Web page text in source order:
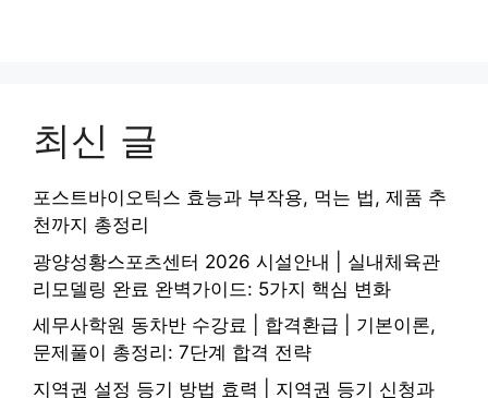
최신 글
포스트바이오틱스 효능과 부작용, 먹는 법, 제품 추
천까지 총정리
광양성황스포츠센터 2026 시설안내 | 실내체육관
리모델링 완료 완벽가이드: 5가지 핵심 변화
세무사학원 동차반 수강료 | 합격환급 | 기본이론,
문제풀이 총정리: 7단계 합격 전략
지역권 설정 등기 방법 효력 | 지역권 등기 신청과